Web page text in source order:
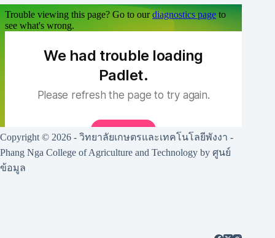
Copyright © 2026 - วิทยาลัยเกษตรและเทคโนโลยีพังงา -
Phang Nga College of Agriculture and Technology by ศูนย์
ข้อมูล